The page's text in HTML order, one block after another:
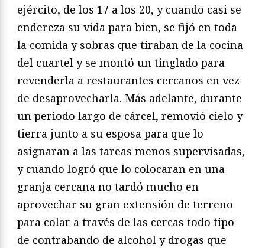
ejército, de los 17 a los 20, y cuando casi se
endereza su vida para bien, se fijó en toda
la comida y sobras que tiraban de la cocina
del cuartel y se montó un tinglado para
revenderla a restaurantes cercanos en vez
de desaprovecharla. Más adelante, durante
un periodo largo de cárcel, removió cielo y
tierra junto a su esposa para que lo
asignaran a las tareas menos supervisadas,
y cuando logró que lo colocaran en una
granja cercana no tardó mucho en
aprovechar su gran extensión de terreno
para colar a través de las cercas todo tipo
de contrabando de alcohol y drogas que